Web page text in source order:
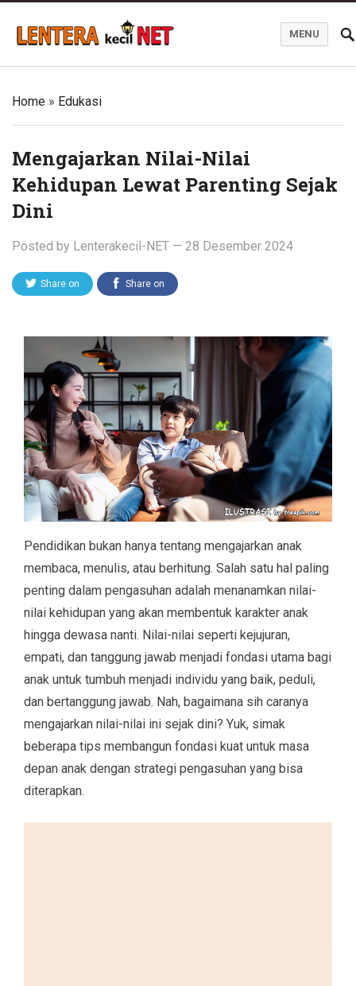
MENU
Home » Edukasi
Mengajarkan Nilai-Nilai
Kehidupan Lewat Parenting Sejak
Dini
Posted by Lenterakecil-NET — 28 Desember 2024
Share on Share on
Pendidikan bukan hanya tentang mengajarkan anak
membaca, menulis, atau berhitung. Salah satu hal paling
penting dalam pengasuhan adalah menanamkan nilai-
nilai kehidupan yang akan membentuk karakter anak
hingga dewasa nanti. Nilai-nilai seperti kejujuran,
empati, dan tanggung jawab menjadi fondasi utama bagi
anak untuk tumbuh menjadi individu yang baik, peduli,
dan bertanggung jawab. Nah, bagaimana sih caranya
mengajarkan nilai-nilai ini sejak dini? Yuk, simak
beberapa tips membangun fondasi kuat untuk masa
depan anak dengan strategi pengasuhan yang bisa
diterapkan.